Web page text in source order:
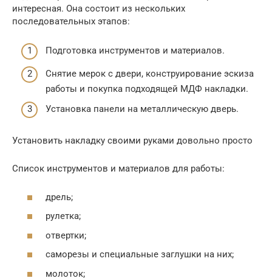
интересная. Она состоит из нескольких
последовательных этапов:
Подготовка инструментов и материалов.
Снятие мерок с двери, конструирование эскиза
работы и покупка подходящей МДФ накладки.
Установка панели на металлическую дверь.
Установить накладку своими руками довольно просто
Список инструментов и материалов для работы:
дрель;
рулетка;
отвертки;
саморезы и специальные заглушки на них;
молоток;